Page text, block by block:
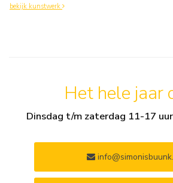
bekijk kunstwerk
Het hele jaar
Dinsdag t/m zaterdag 11-17